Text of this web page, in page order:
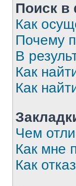
Поиск в
Как
Почему
В
Как
Как
Чем
Как мне
Как